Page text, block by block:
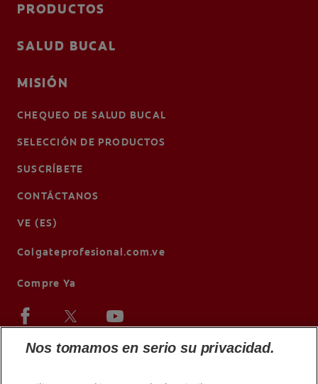
PRODUCTOS
SALUD BUCAL
MISIÓN
CHEQUEO DE SALUD BUCAL
SELECCIÓN DE PRODUCTOS
SUSCRÍBETE
CONTÁCTANOS
VE (ES)
Colgateprofesional.com.ve
Compre Ya
Nos tomamos en serio su privacidad.